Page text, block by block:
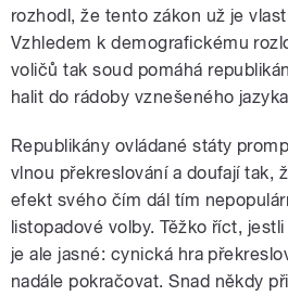
rozhodl, že tento zákon už je
Vzhledem k demografickému
voličů tak soud pomáhá
halit do rádoby vznešeného
Republikány ovládané státy
vlnou překreslování a doufají tak,
efekt svého čím dál tím
listopadové volby. Těžko říct,
je ale jasné: cynická hra
nadále pokračovat. Snad někdy